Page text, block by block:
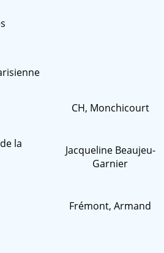
CH, Monchicourt
la
Jacqueline Beaujeu-
Garnier
Frémont, Armand